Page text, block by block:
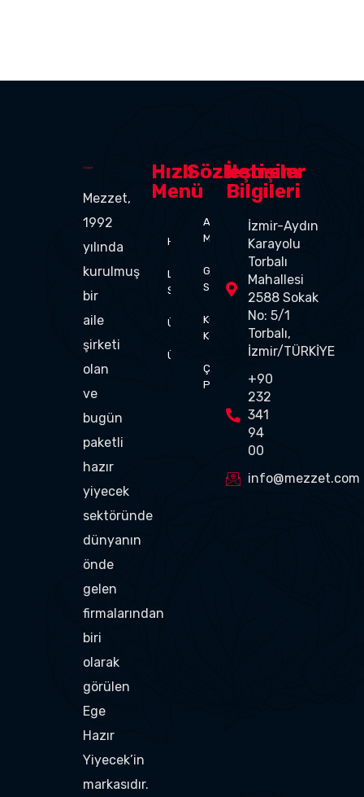
Mezzet,
1992
yılında
kurulmuş
bir
aile
şirketi
olan
ve
bugün
paketli
hazır
yiyecek
sektöründe
dünyanın
önde
gelen
firmalarından
biri
olarak
görülen
Ege
Hazır
Yiyecek’in
markasıdır.
Hızlı
Menü
Hakkımızda
Lezzet
Sırrımız
Üretim
Ürünler
Sözleşmeler
Aydınlatma
Metni
Gizlilik
Sözleşmesi
Kullanım
Koşulları
Çerez
Politikası
İletişim
Bilgileri
İzmir-Aydın
Karayolu
Torbalı
Mahallesi
2588 Sokak
No: 5/1
Torbalı,
İzmir/TÜRKİYE
+90
232
341
94
00
info@mezzet.com